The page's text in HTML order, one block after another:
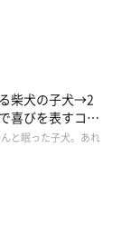
柴犬の子犬→2
喜びを表すコに
と眠った子犬。あれ